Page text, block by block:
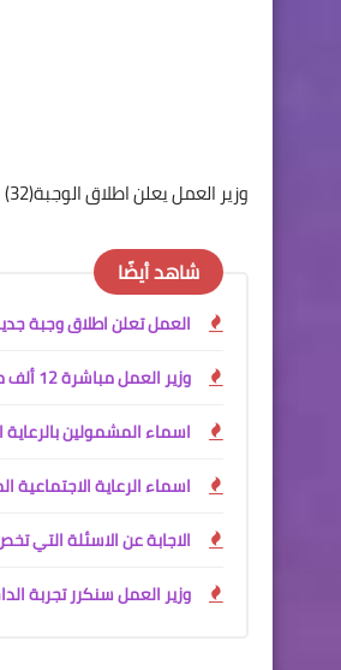
وزير العمل يعلن اطلاق الوجبة(32) من قروض دعم المشاريع الصغيرة في بغداد والمحافظات
شاهد أيضًا
العمل تعلن اطلاق وجبة
وزير العمل مباشرة 12 ألف مستفيد محوّلين إلى عقود في وزارة الداخلية
اسماء المشمولين بالرعاية
اسماء الرعاية
الاجابة عن الاسئلة التي تخص
وزير العمل سنكرر تجربة